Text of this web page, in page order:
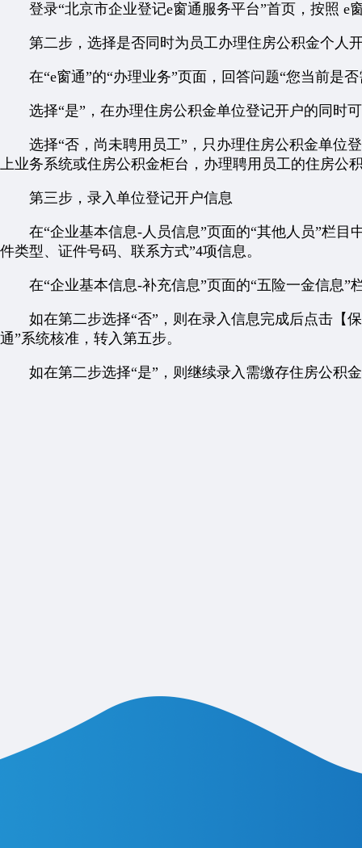
登录“北京市企业登记e窗通服务平台”首页，按照 e
第二步，选择是否同时为员工办理住房公积金个人
在“e窗通”的“办理业务”页面，回答问题“您当前是否
选择“是”，在办理住房公积金单位登记开户的同时
选择“否，尚未聘用员工”，只办理住房公积金单位
上业务系统或住房公积金柜台，办理聘用员工的住房公
第三步，录入单位登记开户信息
在“企业基本信息-人员信息”页面的“其他人员”栏目
件类型、证件号码、联系方式”4项信息。
在“企业基本信息-补充信息”页面的“五险一金信息”
如在第二步选择“否”，则在录入信息完成后点击【保
通”系统核准，转入第五步。
如在第二步选择“是”，则继续录入需缴存住房公积